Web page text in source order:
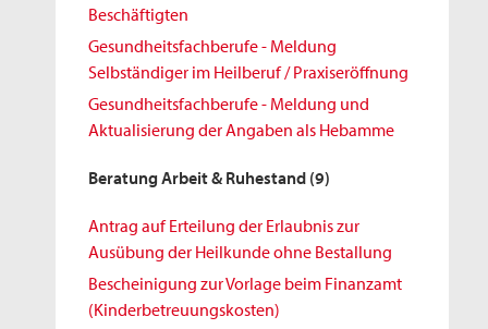
Beschäftigten
Gesundheitsfachberufe - Meldung
Selbständiger im Heilberuf / Praxiseröffnung
Gesundheitsfachberufe - Meldung und
Aktualisierung der Angaben als Hebamme
Beratung Arbeit & Ruhestand (9)
Antrag auf Erteilung der Erlaubnis zur
Ausübung der Heilkunde ohne Bestallung
Bescheinigung zur Vorlage beim Finanzamt
(Kinderbetreuungskosten)